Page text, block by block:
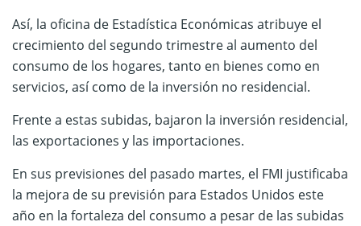
Así, la oficina de Estadística Económicas atribuye el
crecimiento del segundo trimestre al aumento del
consumo de los hogares, tanto en bienes como en
servicios, así como de la inversión no residencial.
Frente a estas subidas, bajaron la inversión residencial,
las exportaciones y las importaciones.
En sus previsiones del pasado martes, el FMI justificaba
la mejora de su previsión para Estados Unidos este
año en la fortaleza del consumo a pesar de las subidas